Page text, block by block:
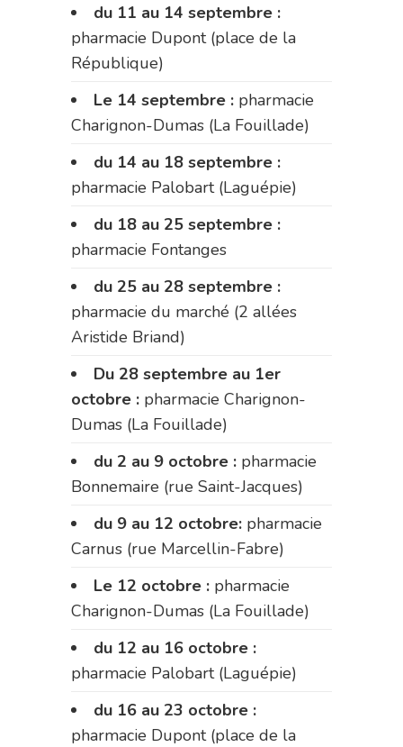
du 11 au 14 septembre :
pharmacie Dupont (place de la
République)
Le 14 septembre : pharmacie
Charignon-Dumas (La Fouillade)
du 14 au 18 septembre :
pharmacie Palobart (Laguépie)
du 18 au 25 septembre :
pharmacie Fontanges
du 25 au 28 septembre :
pharmacie du marché (2 allées
Aristide Briand)
Du 28 septembre au 1er
octobre : pharmacie Charignon-
Dumas (La Fouillade)
du 2 au 9 octobre : pharmacie
Bonnemaire (rue Saint-Jacques)
du 9 au 12 octobre: pharmacie
Carnus (rue Marcellin-Fabre)
Le 12 octobre : pharmacie
Charignon-Dumas (La Fouillade)
du 12 au 16 octobre :
pharmacie Palobart (Laguépie)
du 16 au 23 octobre :
pharmacie Dupont (place de la